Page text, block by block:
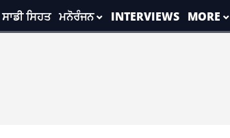
ਸਾਡੀ ਸਿਹਤ ਮਨੋਰੰਜਨ INTERVIEWS MORE